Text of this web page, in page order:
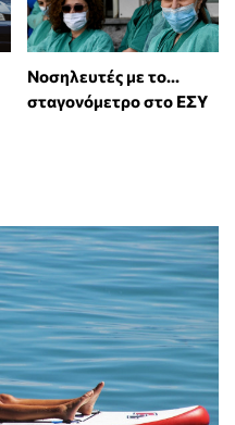
Νοσηλευτές με το...
σταγονόμετρο στο ΕΣΥ